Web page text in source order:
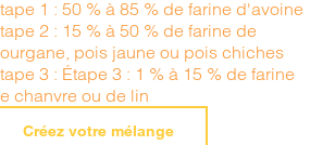
1 : 50 % à 85 % de farine d'avoine
2 : 15 % à 50 % de farine de
pois jaune ou pois chiches
3 : Étape 3 : 1 % à 15 % de farine
chanvre ou de lin
Créez votre mélange